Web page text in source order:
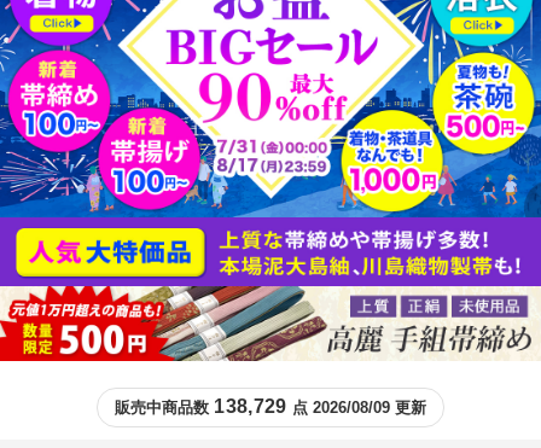
販売中商品数 138,729 点 2026/08/09 更新